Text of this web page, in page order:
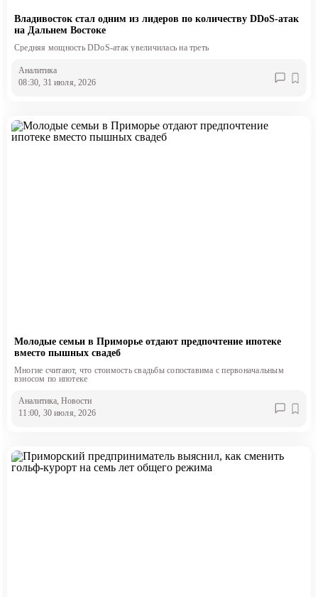
Владивосток стал одним из лидеров по количеству DDoS-атак
на Дальнем Востоке
Средняя мощность DDoS-атак увеличилась на треть
Аналитика
08:30, 31 июля, 2026
Молодые семьи в Приморье отдают предпочтение ипотеке
вместо пышных свадеб
Многие считают, что стоимость свадьбы сопоставима с первоначальным
взносом по ипотеке
Аналитика, Новости
11:00, 30 июля, 2026